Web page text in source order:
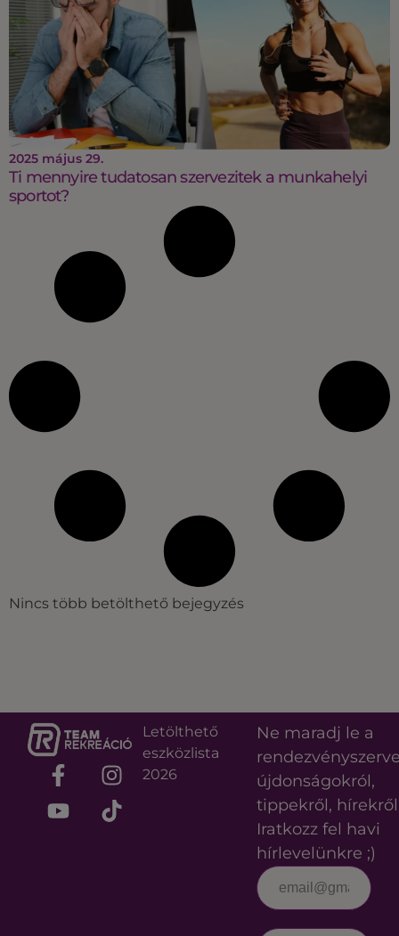
2025 május 29.
Ti mennyire tudatosan szervezitek a munkahelyi
sportot?
Nincs több betölthető bejegyzés
Letölthető
eszközlista
2026
Ne maradj le a
újdonságokról,
tippekről,
Iratkozz fel havi
hírlevelünkre ;)